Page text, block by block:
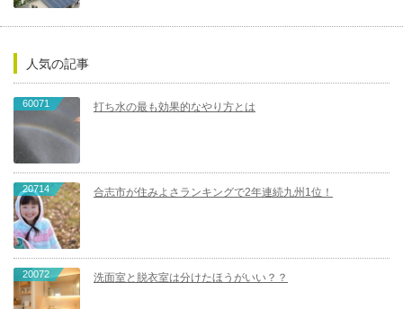
人気の記事
60071 打ち水の最も効果的なやり方とは
20714 合志市が住みよさランキングで2年連続九州1位！
20072 洗面室と脱衣室は分けたほうがいい？？